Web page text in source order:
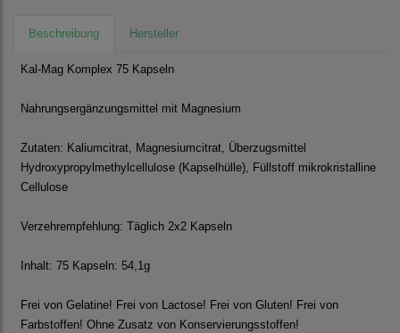
Beschreibung Hersteller
Kal-Mag Komplex 75 Kapseln
Nahrungsergänzungsmittel mit Magnesium
Zutaten: Kaliumcitrat, Magnesiumcitrat, Überzugsmittel
Hydroxypropylmethylcellulose (Kapselhülle), Füllstoff mikrokristalline
Cellulose
Verzehrempfehlung: Täglich 2x2 Kapseln
Inhalt: 75 Kapseln: 54,1g
Frei von Gelatine! Frei von Lactose! Frei von Gluten! Frei von
Farbstoffen! Ohne Zusatz von Konservierungsstoffen!